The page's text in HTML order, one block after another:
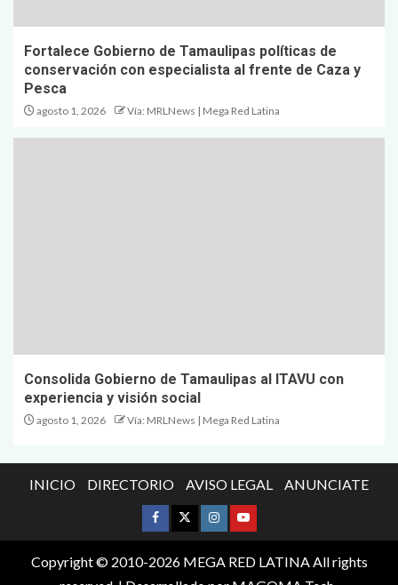
Fortalece Gobierno de Tamaulipas políticas de
conservación con especialista al frente de Caza y
Pesca
agosto 1, 2026 Vía: MRLNews | Mega Red Latina
Consolida Gobierno de Tamaulipas al ITAVU con
experiencia y visión social
agosto 1, 2026 Vía: MRLNews | Mega Red Latina
INICIO DIRECTORIO AVISO LEGAL ANUNCIATE
Copyright © 2010-2026 MEGA RED LATINA All rights